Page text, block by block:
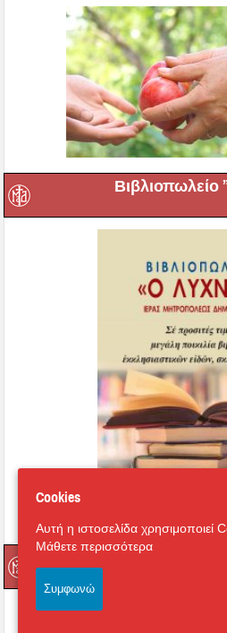
Βιβλιοπωλείο
Cookies
Αυτή η ιστοσελίδα χρησιμοποιεί
Μάθετε περισσότερα
Συμφωνώ